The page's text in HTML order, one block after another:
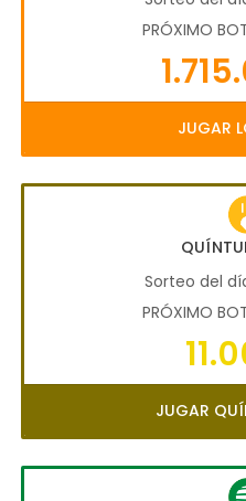
PRÓXIMO
JUGAR
Sorteo del
PRÓXIMO
JUGAR